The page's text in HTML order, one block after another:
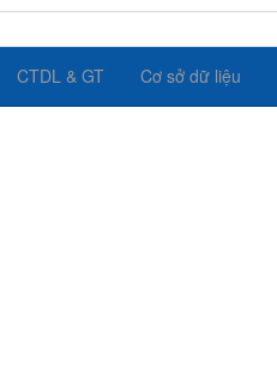
CTDL & GT Cơ sở dữ liệu